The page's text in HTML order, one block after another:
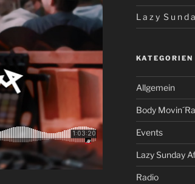
L a z y S u n d
KATEGORIEN
Allgemein
Body
Events
Lazy Sunday
Radio